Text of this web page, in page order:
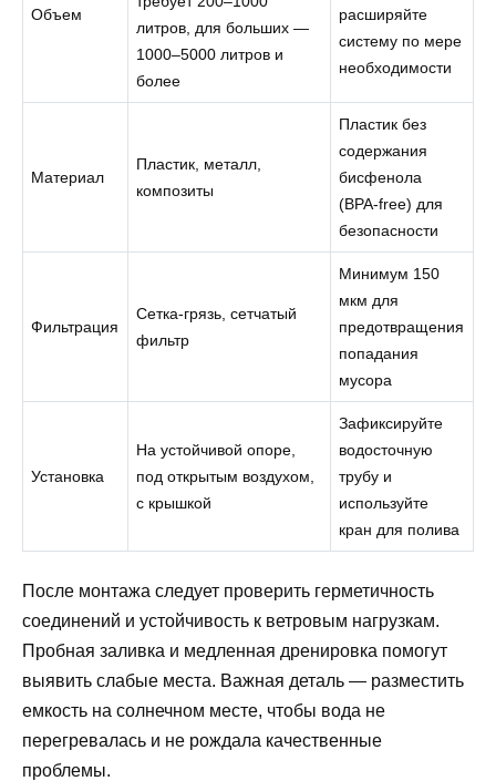
Объем
литров, для больших —
1000–5000 литров и
более
расширяйте
систему по мере
необходимости
Материал
Пластик, металл,
композиты
Пластик без
содержания
бисфенола
(BPA-free) для
безопасности
Фильтрация
Сетка-грязь, сетчатый
фильтр
Минимум 150
мкм для
предотвращения
попадания
мусора
Установка
На устойчивой опоре,
под открытым воздухом,
с крышкой
Зафиксируйте
водосточную
трубу и
используйте
кран для полива
После монтажа следует проверить герметичность
соединений и устойчивость к ветровым нагрузкам.
Пробная заливка и медленная дренировка помогут
выявить слабые места. Важная деталь — разместить
емкость на солнечном месте, чтобы вода не
перегревалась и не рождала качественные
проблемы.